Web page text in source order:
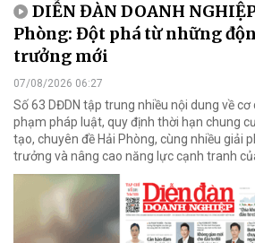
DIỄN ĐÀN DOANH NGHIỆP
Phòng: Đột phá từ những
trưởng mới
07/08/2026 06:27
Số 63 DĐDN tập trung nhiều nội dung về cơ
phạm pháp luật, quy định thời hạn chung
tạo, chuyên đề Hải Phòng, cùng nhiều giải
trưởng và nâng cao năng lực cạnh tranh